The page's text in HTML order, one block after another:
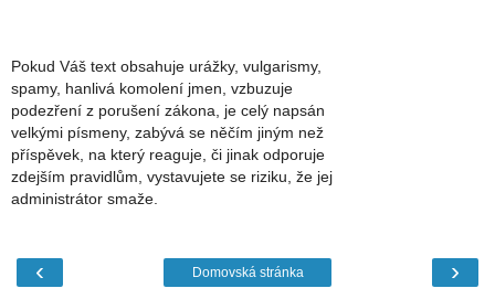
Pokud Váš text obsahuje urážky, vulgarismy,
spamy, hanlivá komolení jmen, vzbuzuje
podezření z porušení zákona, je celý napsán
velkými písmeny, zabývá se něčím jiným než
příspěvek, na který reaguje, či jinak odporuje
zdejším pravidlům, vystavujete se riziku, že jej
administrátor smaže.
‹ ›
Domovská stránka